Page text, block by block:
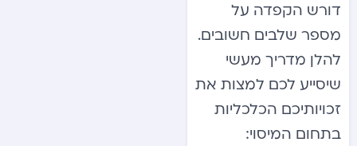
דורש הקפדה על
מספר שלבים חשובים.
להלן מדריך מעשי
שיסייע לכם למצות את
זכויותיכם הכלכליות
בתחום המיסוי: